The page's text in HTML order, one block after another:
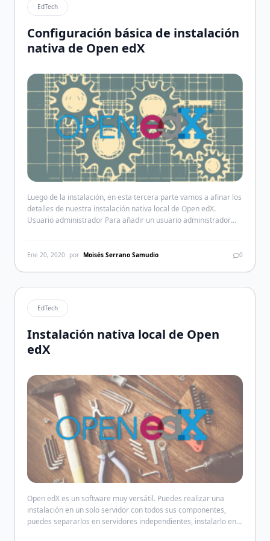
EdTech
Configuración básica de instalación
nativa de Open edX
Luego de la instalación, en esta tercera parte vamos a afinar los
detalles de nuestra instalación nativa local de Open edX.
Usuario administrador ‌Para añadir un usuario administrador
/edx/app/edxapp/edx-platform Añadiendo el usuario
Ene 20, 2020 por Moisés Serrano Samudio 0
EdTech
Instalación nativa local de Open
edX
Open edX es un software muy versátil. Puedes realizar una
instalación en un solo servidor con todos sus componentes,
puedes separarlos en servidores independientes, instalarlo en